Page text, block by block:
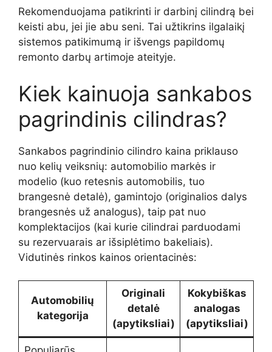
Rekomenduojama patikrinti ir darbinį cilindrą bei
keisti abu, jei jie abu seni. Tai užtikrins ilgalaikį
sistemos patikimumą ir išvengs papildomų
remonto darbų artimoje ateityje.
Kiek kainuoja sankabos
pagrindinis cilindras?
Sankabos pagrindinio cilindro kaina priklauso
nuo kelių veiksnių: automobilio markės ir
modelio (kuo retesnis automobilis, tuo
brangesnė detalė), gamintojo (originalios dalys
brangesnės už analogus), taip pat nuo
komplektacijos (kai kurie cilindrai parduodami
su rezervuarais ar išsiplėtimo bakeliais).
Vidutinės rinkos kainos orientacinės:
Automobilių
kategorija
Originali
detalė
(apytiksliai)
Kokybiškas
analogas
(apytiksliai)